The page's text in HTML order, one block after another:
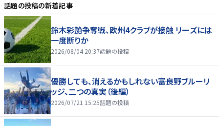
話題の投稿の新着記事
鈴木彩艶争奪戦、欧州4クラブが接触 リーズには
一度断りか
2026/08/04 20:37話題の投稿
優勝しても、消えるかもしれない――富良野ブルーリ
ッジ、二つの真実（後編）
2026/07/21 15:25話題の投稿